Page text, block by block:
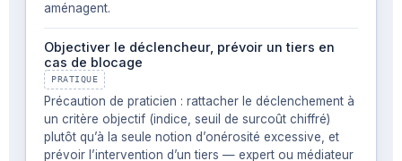
aménagent.
Objectiver le déclencheur, prévoir un tiers en
cas de blocage
PRATIQUE
Précaution de praticien : rattacher le déclenchement à
un critère objectif (indice, seuil de surcoût chiffré)
plutôt qu’à la seule notion d’onérosité excessive, et
prévoir l’intervention d’un tiers — expert ou médiateur